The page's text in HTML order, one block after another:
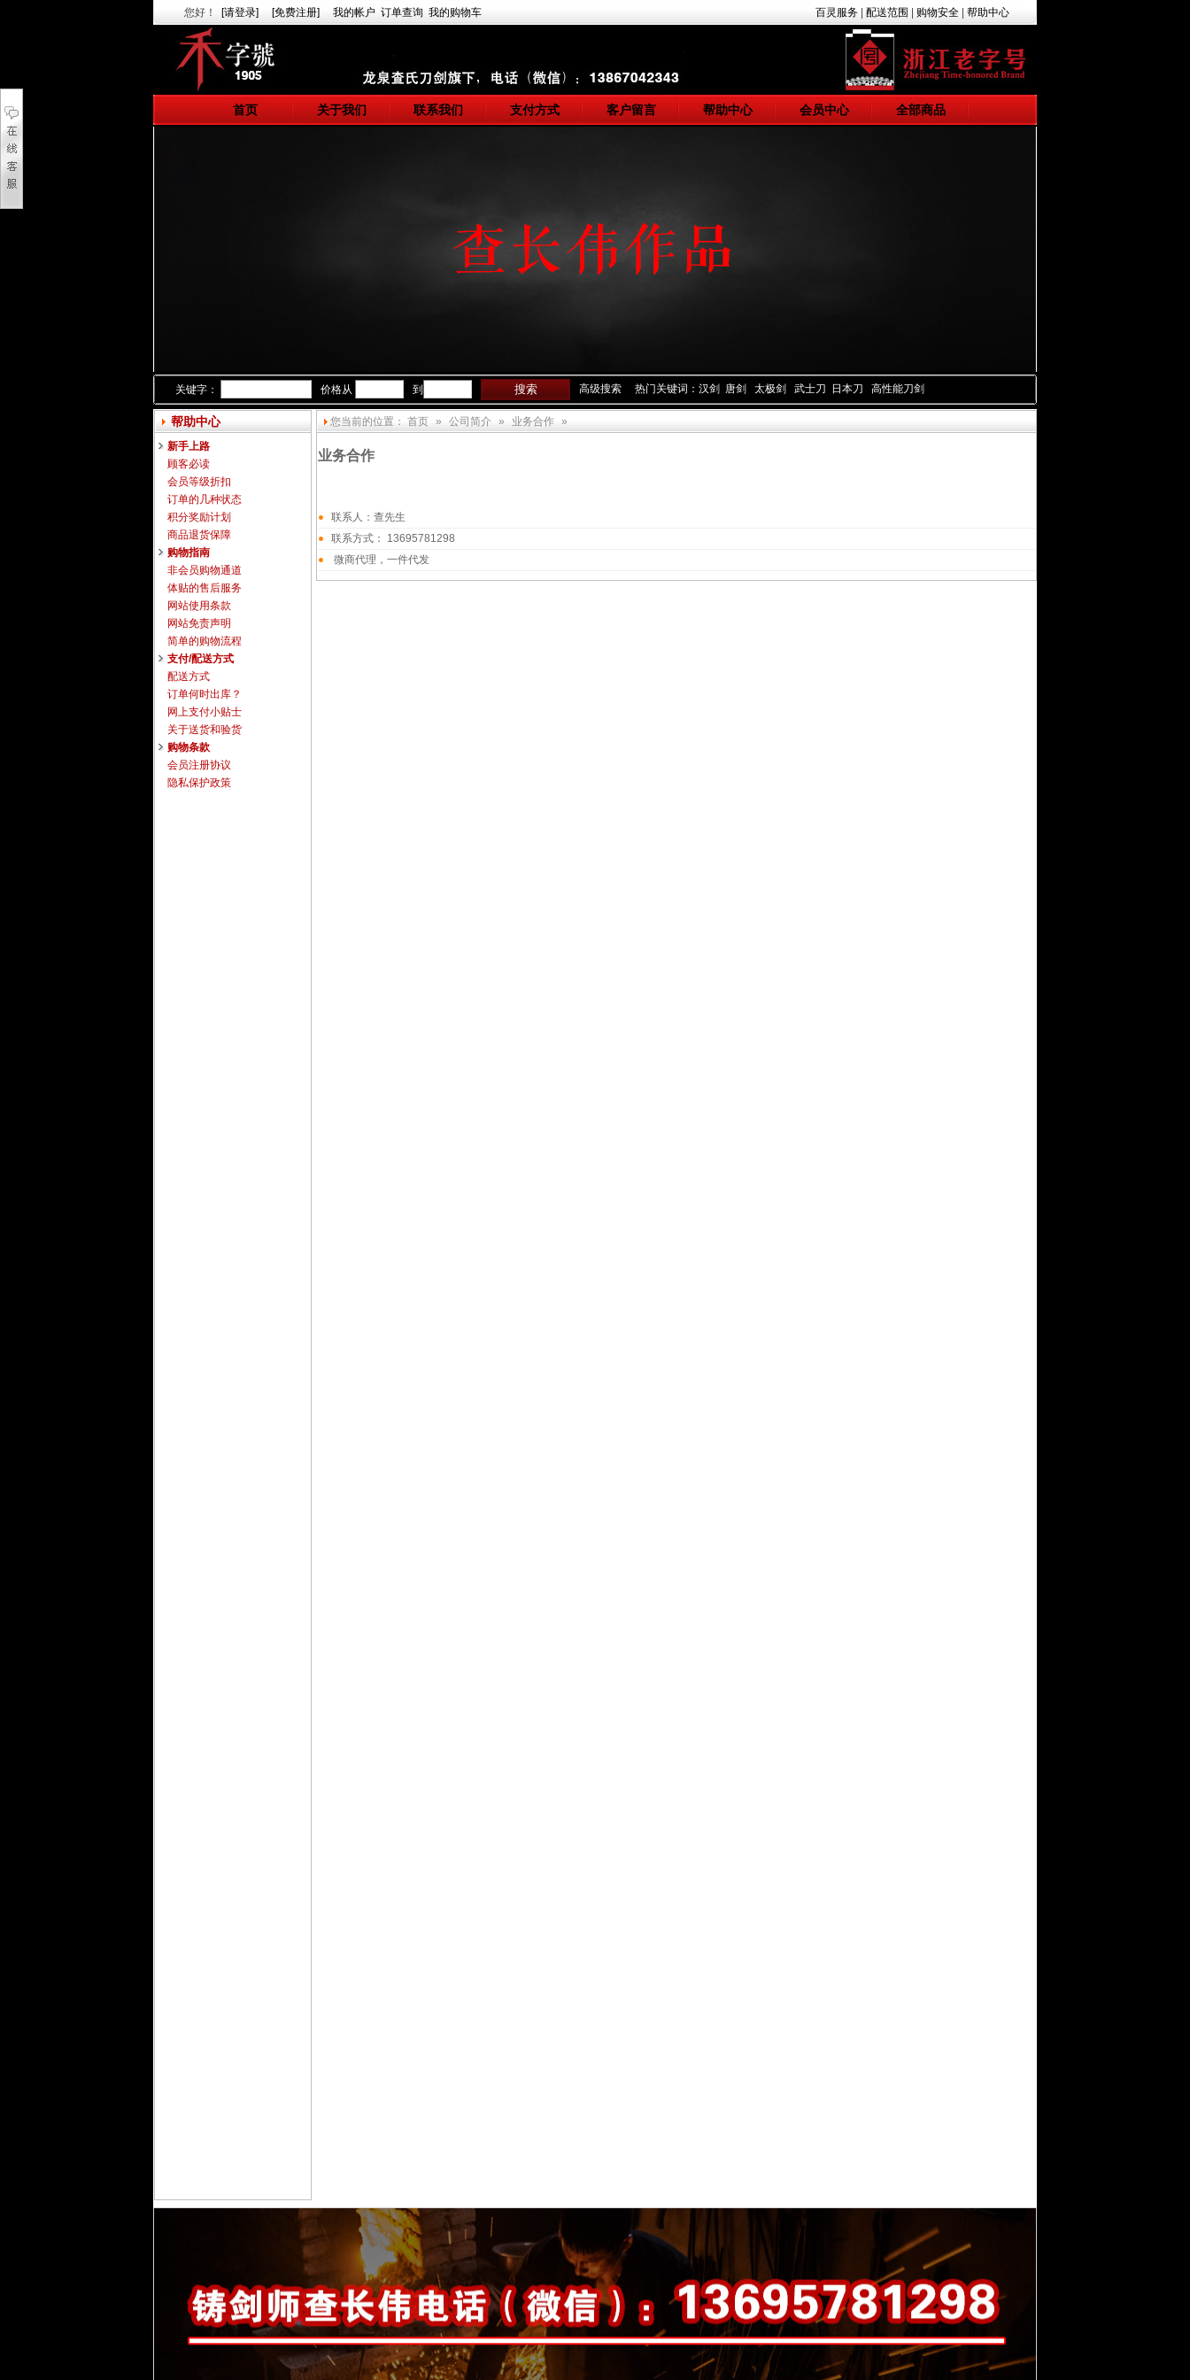
您好 ！ [请登录] [免费注册] 我的帐户 订单查询 我的购物车 百灵服务 配送范围 购物安全 帮助中心
首页 关于我们 联系我们 支付方式 客户留言 帮助中心 会员中心 全部商品
关键字： 价格从 到 高级搜索 热门关键词：汉剑 唐剑 太极剑 武士刀 日本刀 高性能刀剑
帮助中心
新手上路
顾客必读
会员等级折扣
订单的几种状态
积分奖励计划
商品退货保障
购物指南
非会员购物通道
体贴的售后服务
网站使用条款
网站免责声明
简单的购物流程
支付/配送方式
配送方式
订单何时出库？
网上支付小贴士
关于送货和验货
购物条款
会员注册协议
隐私保护政策
您当前的位置： 首页 » 公司简介 » 业务合作 »
业务合作
联系人：查先生
联系方式： 13695781298
微商代理，一件代发